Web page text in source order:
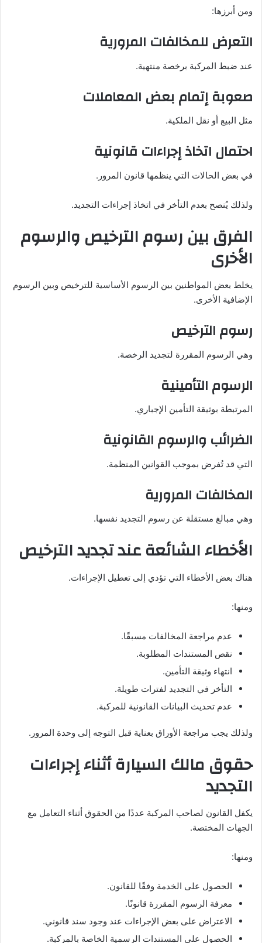
ومن أبرزها:
التعرض للمخالفات المرورية
عند ضبط المركبة برخصة منتهية.
صعوبة إتمام بعض المعاملات
مثل البيع أو نقل الملكية.
احتمال اتخاذ إجراءات قانونية
في بعض الحالات التي ينظمها قانون المرور.
ولذلك يُنصح بعدم التأخر في اتخاذ إجراءات التجديد.
الفرق بين رسوم الترخيص والرسوم
الأخرى
يخلط بعض المواطنين بين الرسوم الأساسية للترخيص وبين الرسوم
الإضافية الأخرى.
رسوم الترخيص
وهي الرسوم المقررة لتجديد الرخصة.
الرسوم التأمينية
المرتبطة بوثيقة التأمين الإجباري.
الضرائب والرسوم القانونية
التي قد تُفرض بموجب القوانين المنظمة.
المخالفات المرورية
وهي مبالغ مستقلة عن رسوم التجديد نفسها.
الأخطاء الشائعة عند تجديد الترخيص
هناك بعض الأخطاء التي تؤدي إلى تعطيل الإجراءات.
ومنها:
عدم مراجعة المخالفات مسبقًا.
نقص المستندات المطلوبة.
انتهاء وثيقة التأمين.
التأخر في التجديد لفترات طويلة.
عدم تحديث البيانات القانونية للمركبة.
ولذلك يجب مراجعة الأوراق بعناية قبل التوجه إلى وحدة المرور.
حقوق مالك السيارة أثناء إجراءات
التجديد
يكفل القانون لصاحب المركبة عددًا من الحقوق أثناء التعامل مع
الجهات المختصة.
ومنها:
الحصول على الخدمة وفقًا للقانون.
معرفة الرسوم المقررة قانونًا.
الاعتراض على بعض الإجراءات عند وجود سند قانوني.
الحصول على المستندات الرسمية الخاصة بالمركبة.